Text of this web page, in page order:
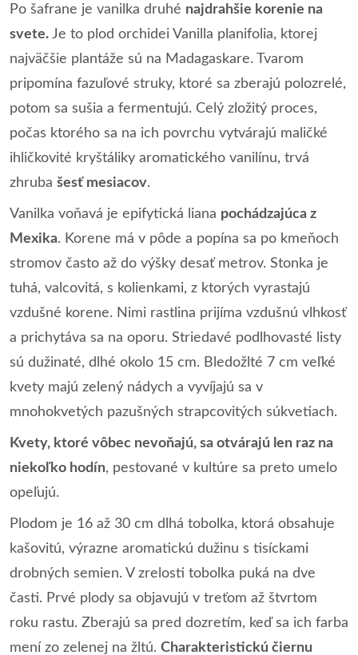
Po šafrane je vanilka druhé najdrahšie korenie na
svete. Je to plod orchidei Vanilla planifolia, ktorej
najväčšie plantáže sú na Madagaskare. Tvarom
pripomína fazuľové struky, ktoré sa zberajú polozrelé,
potom sa sušia a fermentujú. Celý zložitý proces,
počas ktorého sa na ich povrchu vytvárajú maličké
ihličkovité kryštáliky aromatického vanilínu, trvá
zhruba šesť mesiacov.
Vanilka voňavá je epifytická liana pochádzajúca z
Mexika. Korene má v pôde a popína sa po kmeňoch
stromov často až do výšky desať metrov. Stonka je
tuhá, valcovitá, s kolienkami, z ktorých vyrastajú
vzdušné korene. Nimi rastlina prijíma vzdušnú vlhkosť
a prichytáva sa na oporu. Striedavé podlhovasté listy
sú dužinaté, dlhé okolo 15 cm. Bledožlté 7 cm veľké
kvety majú zelený nádych a vyvíjajú sa v
mnohokvetých pazušných strapcovitých súkvetiach.
Kvety, ktoré vôbec nevoňajú, sa otvárajú len raz na
niekoľko hodín, pestované v kultúre sa preto umelo
opeľujú.
Plodom je 16 až 30 cm dlhá tobolka, ktorá obsahuje
kašovitú, výrazne aromatickú dužinu s tisíckami
drobných semien. V zrelosti tobolka puká na dve
časti. Prvé plody sa objavujú v treťom až štvrtom
roku rastu. Zberajú sa pred dozretím, keď sa ich farba
mení zo zelenej na žltú. Charakteristickú čiernu